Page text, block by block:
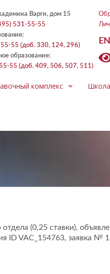
Варги, дом 15
531-55-55
55 (доб. 330, 124, 296)
образование:
55 (доб. 409, 506, 507, 511)
EN
комплекс
(0,25 ставки),
ID VAC_154763, заявка №